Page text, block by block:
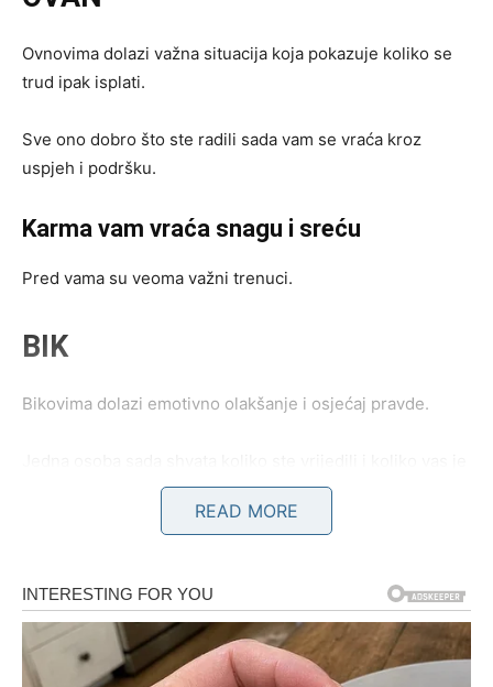
Ovnovima dolazi važna situacija koja pokazuje koliko se
trud ipak isplati.
Sve ono dobro što ste radili sada vam se vraća kroz
uspjeh i podršku.
Karma vam vraća snagu i sreću
Pred vama su veoma važni trenuci.
BIK
Bikovima dolazi emotivno olakšanje i osjećaj pravde.
Pred vama su veoma nježni i posebni trenuci.
BLIZANCI
READ MORE